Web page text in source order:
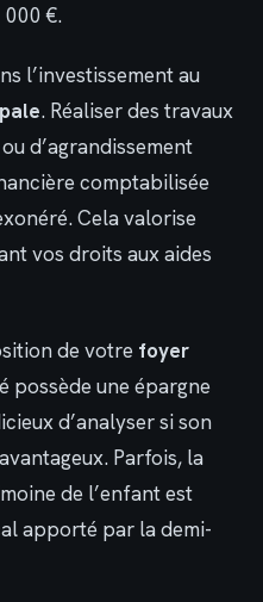
000 €.
l’investissement au
. Réaliser des travaux
d’agrandissement
comptabilisée
Cela valorise
vos droits aux aides
de votre foyer
possède une épargne
d’analyser si son
Parfois, la
de l’enfant est
apporté par la demi-